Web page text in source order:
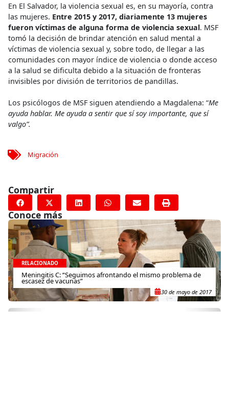
En El Salvador, la violencia sexual es, en su mayoría, contra
las mujeres. Entre 2015 y 2017, diariamente 13 mujeres
fueron víctimas de alguna forma de violencia sexual. MSF
tomó la decisión de brindar atención en salud mental a
víctimas de violencia sexual y, sobre todo, de llegar a las
comunidades con mayor índice de violencia o donde acceso
a la salud se dificulta debido a la situación de fronteras
invisibles por división de territorios de pandillas.
Los psicólogos de MSF siguen atendiendo a Magdalena: “Me
ayuda hablar. Me ayuda a sentir que sí soy importante, que sí
valgo”.
Migración
Compartir
Conoce más
RELACIONADO
Meningitis C: “Seguimos afrontando el mismo problema de
escasez de vacunas”
30 de mayo de 2017